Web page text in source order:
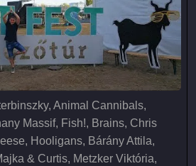
Animal Cannibals,
Massif, Fish!, Brains, Chris
Hooligans, Bárány Attila,
& Curtis, Metzker Viktória,